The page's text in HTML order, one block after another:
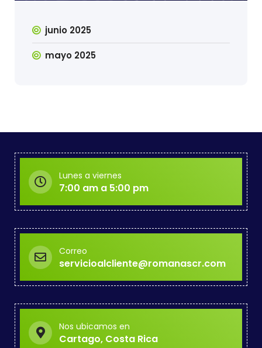
junio 2025
mayo 2025
Lunes a viernes
7:00 am a 5:00 pm
Correo
servicioalcliente@romanascr.com
Nos ubicamos en
Cartago, Costa Rica